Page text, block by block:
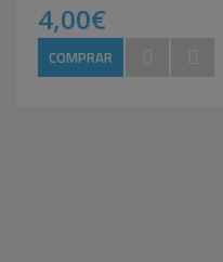
4,00€
COMPRAR